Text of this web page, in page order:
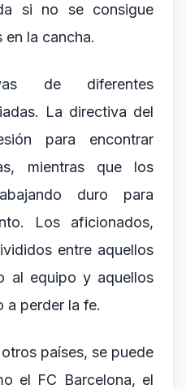
si no se consigue
en la cancha.
de diferentes
La directiva del
para encontrar
mientras que los
duro para
Los aficionados,
entre aquellos
al equipo y aquellos
a perder la fe.
países, se puede
el FC Barcelona, el